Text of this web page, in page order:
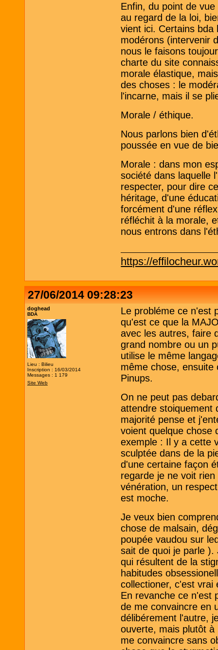
Enfin, du point de
au regard de la loi,
vient ici. Certains
modérons (intervenir
nous le faisons
charte du site
morale élastique,
des choses : le
l'incarne, mais il se
Morale / éthique.
Nous parlons bien
poussée en vue de
Morale : dans mon
société dans laquelle
respecter, pour dire
héritage, d'une
forcément d'une
réfléchit à la morale,
nous entrons dans
https://
27/06/2014 09:28:23
doghead
BDA
Lieu : Bilieu
Inscription : 16/03/2014
Messages : 1 179
Site Web
Le probléme ce n'est
qu'est ce que la
avec les autres, faire
grand nombre ou un
utilise le même
même chose,
Pinups.
On ne peut pas
attendre stoiquement
majorité pense et
voient quelque chose
exemple : Il y a cette
sculptée dans de la
d'une certaine façon
regarde je ne voit
vénération, un
est moche.
Je veux bien
chose de malsain,
poupée vaudou sur
sait de quoi je parle
qui résultent de la
habitudes
collectioner, c'est vrai
En revanche ce n'est
de me convaincre en
délibérement l'autre,
ouverte, mais plutôt
me convaincre sans